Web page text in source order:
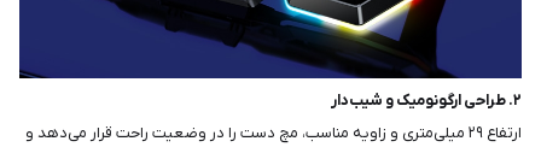
۲. طراحی ارگونومیک و شیب‌دار
ارتفاع ۲۹ میلی‌متری و زاویه مناسب، مچ دست را در وضعیت راحت قرار می‌دهد و